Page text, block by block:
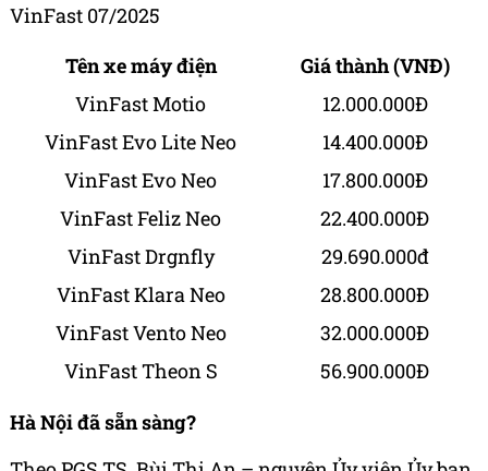
VinFast 07/2025
Tên xe máy điện
Giá thành (VNĐ)
VinFast Motio
12.000.000Đ
VinFast Evo Lite Neo
14.400.000Đ
VinFast Evo Neo
17.800.000Đ
VinFast Feliz Neo
22.400.000Đ
VinFast Drgnfly
29.690.000đ
VinFast Klara Neo
28.800.000Đ
VinFast Vento Neo
32.000.000Đ
VinFast Theon S
56.900.000Đ
Hà Nội đã sẵn sàng?